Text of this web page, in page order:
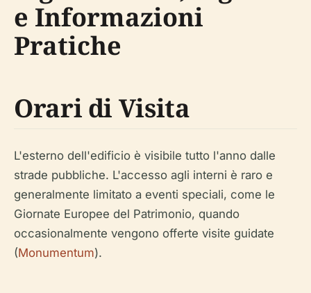
e Informazioni
Pratiche
Orari di Visita
L'esterno dell'edificio è visibile tutto l'anno dalle
strade pubbliche. L'accesso agli interni è raro e
generalmente limitato a eventi speciali, come le
Giornate Europee del Patrimonio, quando
occasionalmente vengono offerte visite guidate
(Monumentum).